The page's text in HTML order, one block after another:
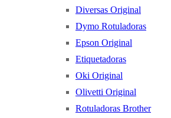
Diversas Original
Dymo Rotuladoras
Epson Original
Etiquetadoras
Oki Original
Olivetti Original
Rotuladoras Brother